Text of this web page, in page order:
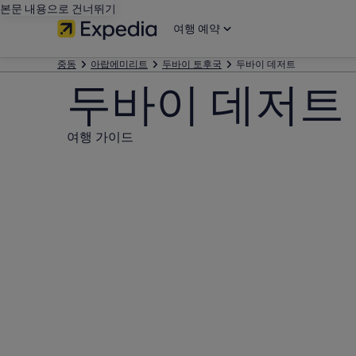
본문 내용으로 건너뛰기
여행 예약
중동 아랍에미리트 두바이 토후국 두바이 데저트
두바이 데저트
여행 가이드